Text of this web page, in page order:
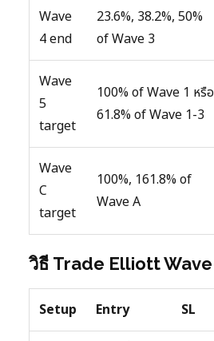
Wave
4 end
23.6%, 38.2%, 50%
of Wave 3
Wave
5
target
100% of Wave 1 หรือ
61.8% of Wave 1-3
Wave
C
target
100%, 161.8% of
Wave A
วิธี Trade Elliott Wave
Setup Entry SL